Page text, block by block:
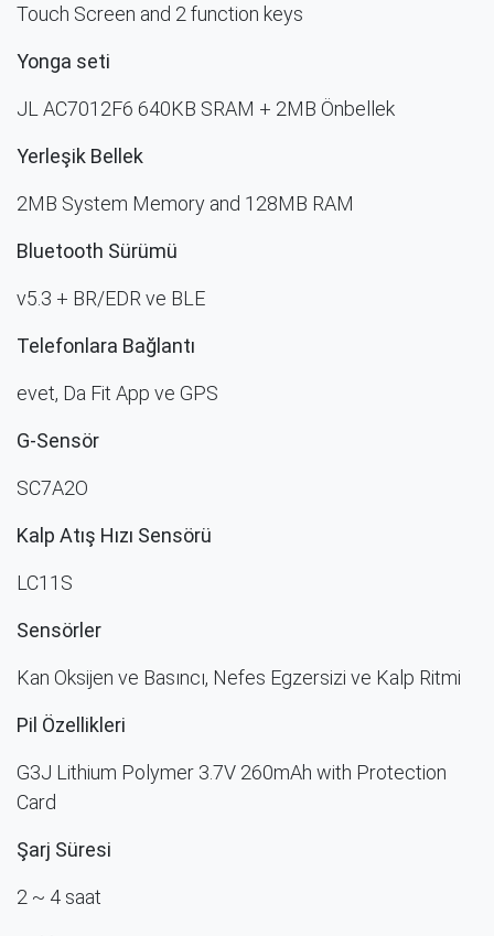
Touch Screen and 2 function keys
Yonga seti
JL AC7012F6 640KB SRAM + 2MB Önbellek
Yerleşik Bellek
2MB System Memory and 128MB RAM
Bluetooth Sürümü
v5.3 + BR/EDR ve BLE
Telefonlara Bağlantı
evet, Da Fit App ve GPS
G-Sensör
SC7A2O
Kalp Atış Hızı Sensörü
LC11S
Sensörler
Kan Oksijen ve Basıncı, Nefes Egzersizi ve Kalp Ritmi
Pil Özellikleri
G3J Lithium Polymer 3.7V 260mAh with Protection
Card
Şarj Süresi
2 ~ 4 saat